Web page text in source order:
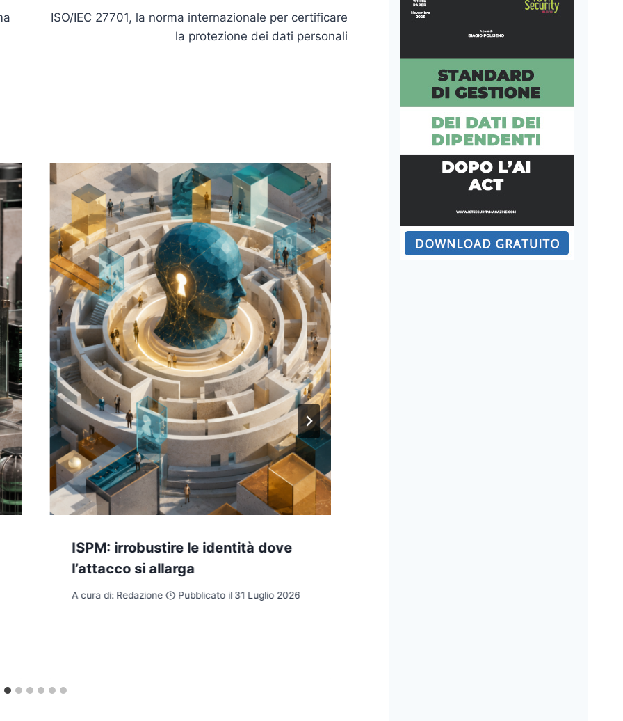
ISO/IEC 27701, la norma internazionale per certificare
la protezione dei dati personali
ISPM: irrobustire le identità dove
l’attacco si allarga
A cura di: Redazione Pubblicato il 31 Luglio 2026